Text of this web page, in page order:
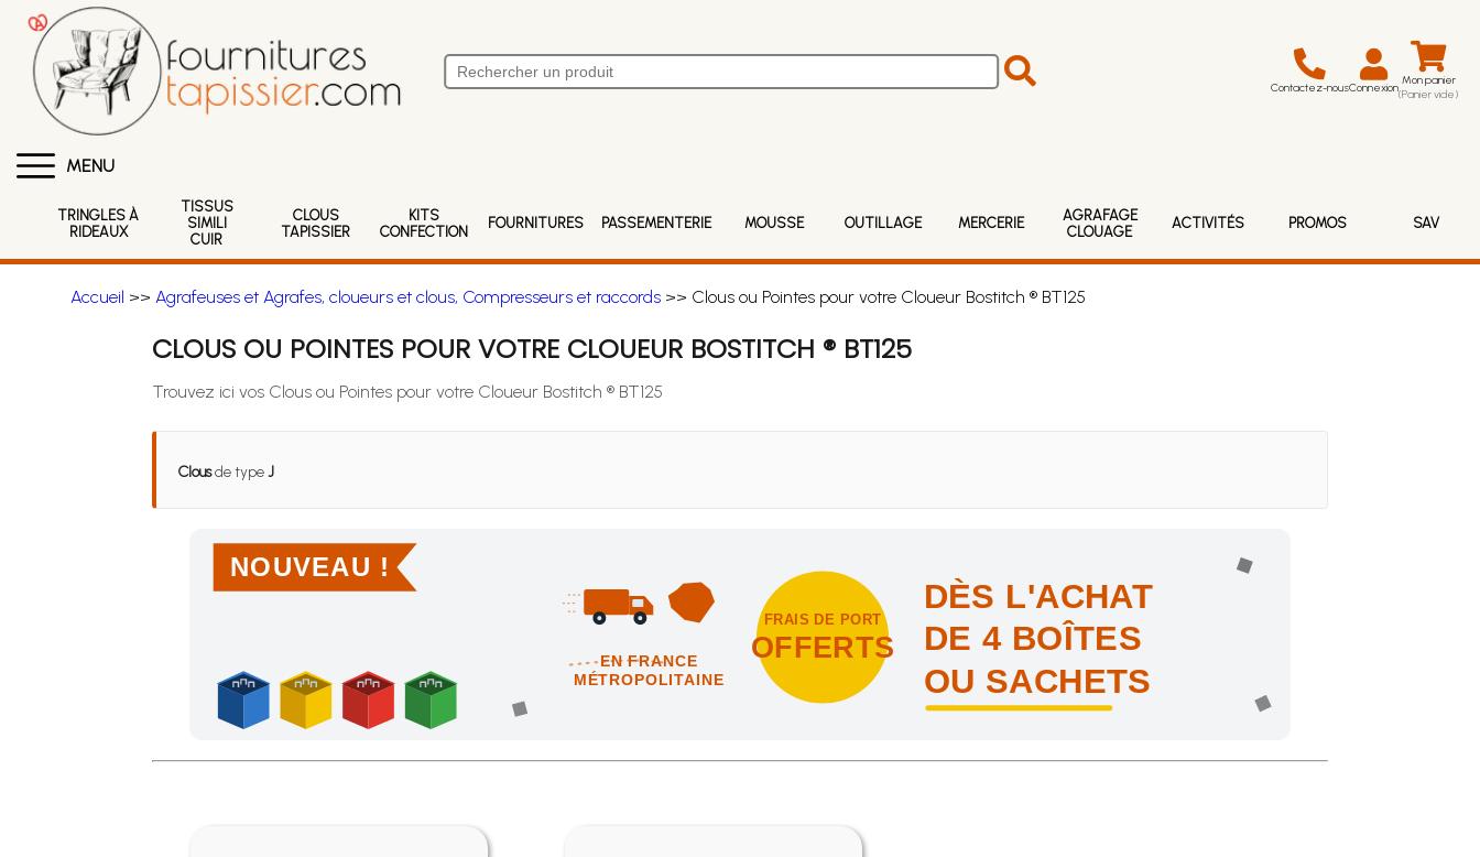
Contactez-nousConnexion Mon panier
(Panier vide)
MENU
TRINGLES À
RIDEAUX
TISSUS
SIMILI
CUIR
CLOUS
TAPISSIER
KITS
CONFECTION
FOURNITURES PASSEMENTERIE MOUSSE OUTILLAGE MERCERIE
AGRAFAGE
CLOUAGE
ACTIVITÉS PROMOS SAV
Accueil >> Agrafeuses et Agrafes, cloueurs et clous, Compresseurs et raccords>> Clous ou Pointes pour votre Cloueur Bostitch ® BT125
CLOUS OU POINTES POUR VOTRE CLOUEUR BOSTITCH ® BT125
Trouvez ici vos Clous ou Pointes pour votre Cloueur Bostitch ® BT125
Clousde typeJ
NOUVEAU !
EN FRANCE
MÉTROPOLITAINE
FRAIS DE PORT
OFFERTS
DÈS L'ACHAT
DE 4 BOÎTES
OU SACHETS
Achetez 4 sachets ou boîtes d'agrafes ou de pointes et nous vous offrons les frais de port en France métropolitaine !